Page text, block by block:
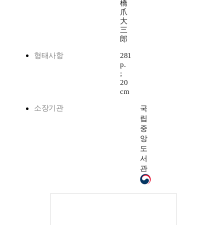
橋
爪
大
三
郎
형태사항
281
p.
;
20
cm
소장기관
국
립
중
앙
도
서
관